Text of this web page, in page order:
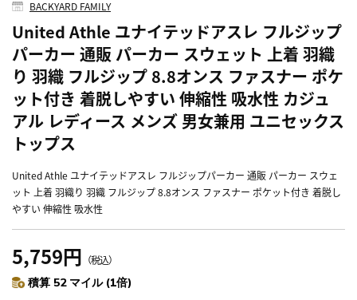
BACKYARD FAMILY
United Athle ユナイテッドアスレ フルジップ
パーカー 通販 パーカー スウェット 上着 羽織
り 羽織 フルジップ 8.8オンス ファスナー ポケ
ット付き 着脱しやすい 伸縮性 吸水性 カジュ
アル レディース メンズ 男女兼用 ユニセックス
トップス
United Athle ユナイテッドアスレ フルジップパーカー 通販 パーカー スウェ
ット 上着 羽織り 羽織 フルジップ 8.8オンス ファスナー ポケット付き 着脱し
やすい 伸縮性 吸水性
5,759円 （税込）
積算 52 マイル (1倍)